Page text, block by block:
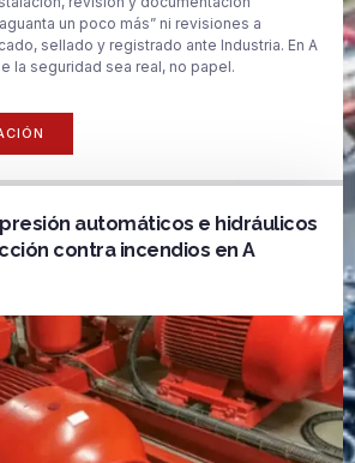
un poco más” ni revisiones a
sellado y registrado ante Industria. En A
la seguridad sea real, no papel.
automáticos e hidráulicos
contra incendios en A